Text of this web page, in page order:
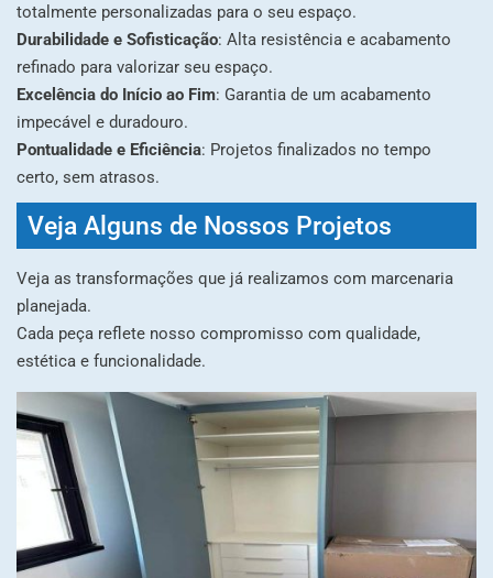
totalmente personalizadas para o seu espaço.
Durabilidade e Sofisticação: Alta resistência e acabamento
refinado para valorizar seu espaço.
Excelência do Início ao Fim: Garantia de um acabamento
impecável e duradouro.
Pontualidade e Eficiência: Projetos finalizados no tempo
certo, sem atrasos.
Veja Alguns de Nossos Projetos
Veja as transformações que já realizamos com marcenaria
planejada.
Cada peça reflete nosso compromisso com qualidade,
estética e funcionalidade.